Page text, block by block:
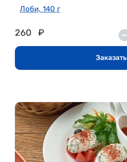
Лоби, 140 г
260 ₽
Заказать